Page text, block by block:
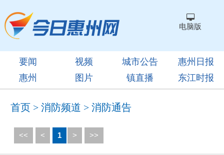
电脑版
要闻 视频 城市公告
惠州日报
惠州
图片 镇直播 东江时报
首页 >消防频道 >消防通告
<< < 1 > >>